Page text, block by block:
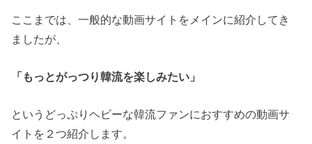
ここまでは、一般的な動画サイトをメインに紹介してき
ましたが、
「もっとがっつり韓流を楽しみたい」
というどっぷりヘビーな韓流ファンにおすすめの動画サ
イトを２つ紹介します。